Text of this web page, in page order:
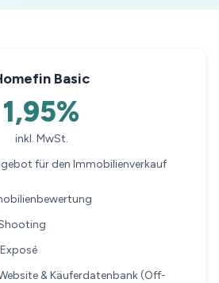
Basic
1,95%
inkl. MwSt.
für den Immobilienverkauf
& Käuferdatenbank (Off-